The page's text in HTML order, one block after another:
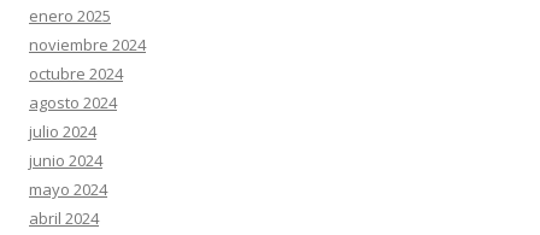
enero 2025
noviembre 2024
octubre 2024
agosto 2024
julio 2024
junio 2024
mayo 2024
abril 2024